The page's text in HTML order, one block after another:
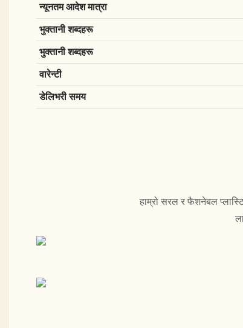
न्यूनतम आदेश मात्रा
भुक्तानी शब्दहरू
भुक्तानी शब्दहरू
वारेन्टी
डेलिभरी समय
हाम्रो सरल र फैशनेबल